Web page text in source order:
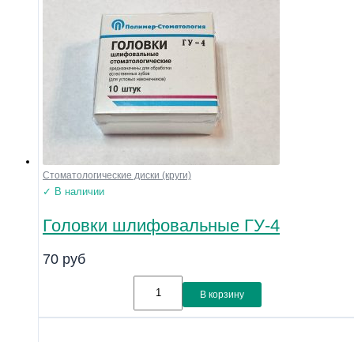
Диаметр хвостовика (мм)
Диаметр рабочей части (мм)
Напряжение
Материал
Стоматологические диски (круги)
✓ В наличии
Головки шлифовальные ГУ-4
70 руб
В корзину